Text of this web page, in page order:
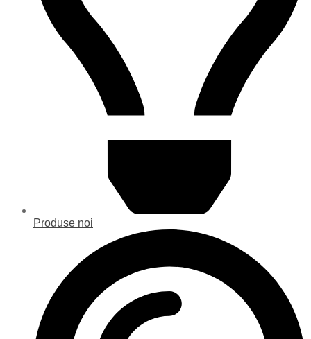
Produse noi